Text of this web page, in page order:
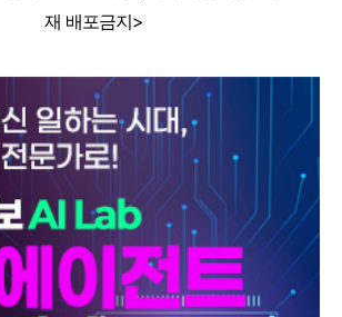
재 배포금지>